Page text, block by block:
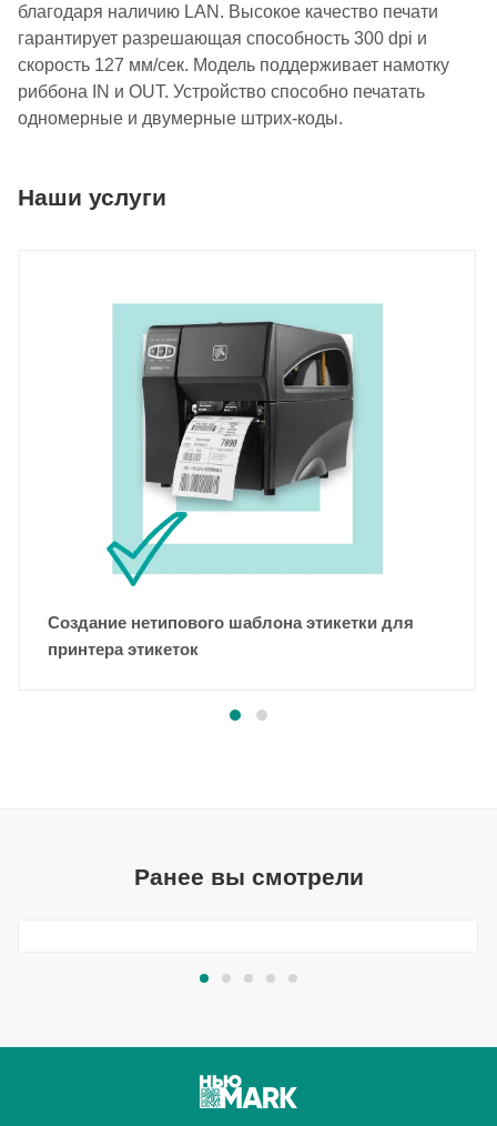
благодаря наличию LAN. Высокое качество печати
гарантирует разрешающая способность 300 dpi и
скорость 127 мм/сек. Модель поддерживает намотку
риббона IN и OUT. Устройство способно печатать
одномерные и двумерные штрих-коды.
Наши услуги
Создание нетипового шаблона этикетки для
принтера этикеток
Ранее вы смотрели